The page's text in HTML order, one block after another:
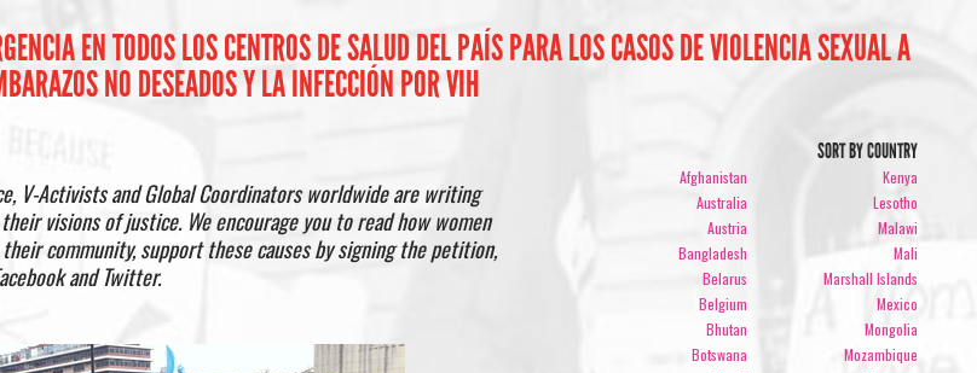
EN TODOS LOS CENTROS DE SALUD DEL PAÍS PARA LOS CASOS DE VIOLENCIA SEXUAL A
NO DESEADOS Y LA INFECCIÓN POR VIH
V-Activists and Global Coordinators worldwide are writing
their visions of justice. We encourage you to read how women
community, support these causes by signing the petition,
and Twitter.
SORT BY COUNTRY
Afghanistan
Australia
Austria
Bangladesh
Belarus
Belgium
Bhutan
Botswana
Kenya
Lesotho
Malawi
Mali
Marshall Islands
Mexico
Mongolia
Mozambique